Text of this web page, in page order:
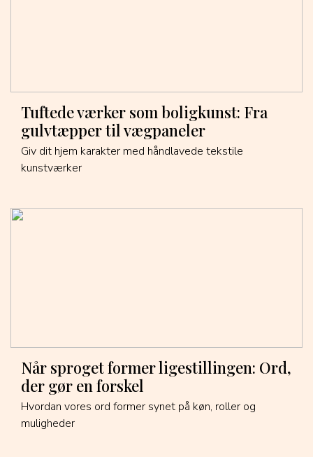
Tuftede værker som boligkunst: Fra
gulvtæpper til vægpaneler
Giv dit hjem karakter med håndlavede tekstile
kunstværker
Når sproget former ligestillingen: Ord,
der gør en forskel
Hvordan vores ord former synet på køn, roller og
muligheder